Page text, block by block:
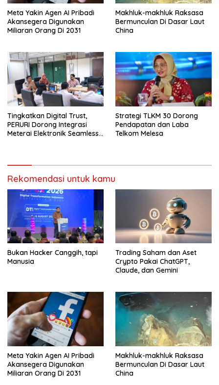
Meta Yakin Agen AI Pribadi
Akansegera Digunakan
Miliaran Orang Di 2031
Makhluk-makhluk Raksasa
Bermunculan Di Dasar Laut
China
Tingkatkan Digital Trust,
PERURI Dorong Integrasi
Meterai Elektronik Seamless
Strategi TLKM 30 Dorong
Pendapatan dan Laba
Telkom Melesa
Rekomendasi untuk kamu
Bukan Hacker Canggih, tapi
Manusia
Trading Saham dan Aset
Crypto Pakai ChatGPT,
Claude, dan Gemini
Meta Yakin Agen AI Pribadi
Akansegera Digunakan
Miliaran Orang Di 2031
Makhluk-makhluk Raksasa
Bermunculan Di Dasar Laut
China